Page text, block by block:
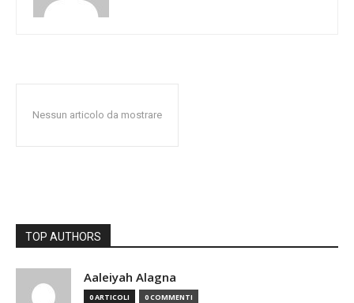
Nessun articolo da mostrare
TOP AUTHORS
Aaleiyah Alagna
0 ARTICOLI 0 COMMENTI